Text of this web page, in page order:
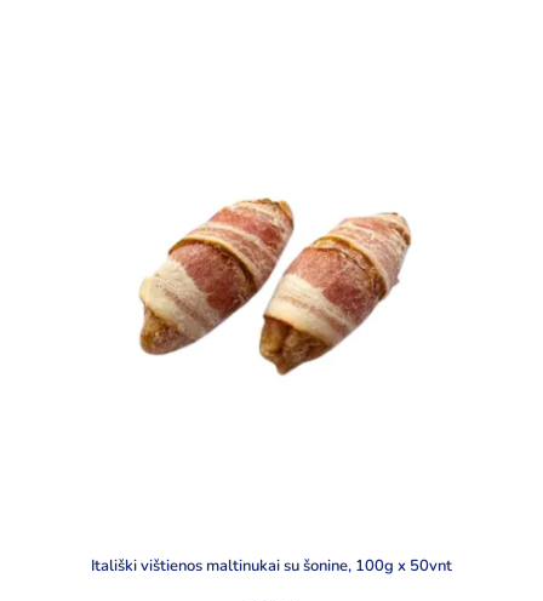
Itališki vištienos maltinukai su šonine, 100g x 50vnt